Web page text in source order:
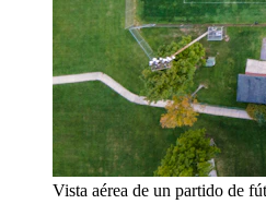
Vista aérea de un partido de